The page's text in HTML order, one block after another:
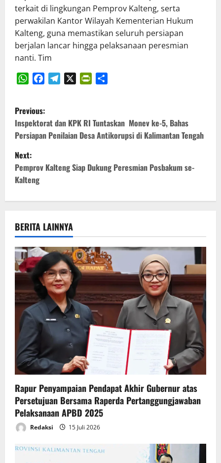
terkait di lingkungan Pemprov Kalteng, serta
perwakilan Kantor Wilayah Kementerian Hukum
Kalteng, guna memastikan seluruh persiapan
berjalan lancar hingga pelaksanaan peresmian
nanti. Tim
P
o
s
t
n
v
i
g
a
i
o
n
Previous:
Inspektorat dan KPK RI Tuntaskan Monev ke-5, Bahas
Persiapan Penilaian Desa Antikorupsi di Kalimantan Tengah
Next:
Pemprov Kalteng Siap Dukung Peresmian Posbakum se-
Kalteng
BERITA LAINNYA
Rapur Penyampaian Pendapat Akhir Gubernur atas
Persetujuan Bersama Raperda Pertanggungjawaban
Pelaksanaan APBD 2025
Redaksi 15 Juli 2026